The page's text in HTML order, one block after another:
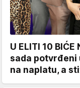
U ELITI 10
sada potvrđeni
na naplatu, a